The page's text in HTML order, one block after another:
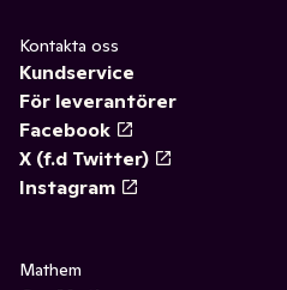
Kontakta oss
Kundservice
För leverantörer
Facebook
X (f.d Twitter)
Instagram
Mathem